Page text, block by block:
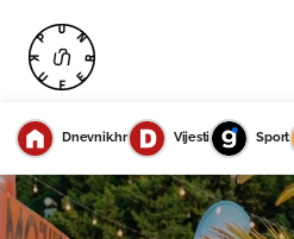
Dnevnik.hr Vijesti Sport